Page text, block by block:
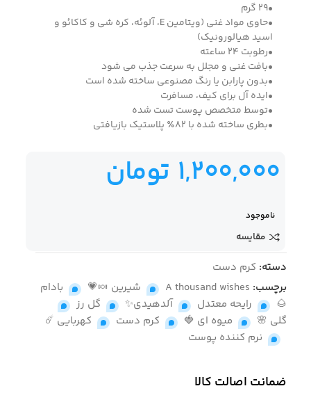
•29 گرم
•حاوی مواد غنی (ویتامین E، آلوئه، کره شی و کاکائو و
اسید هیالورونیک)
•رطوبت 24 ساعته
•بافت غنی و مجلل به سرعت جذب می شود
•بدون پارابن یا رنگ مصنوعی ساخته شده است
•ایده آل برای کیف، مسافرت
•توسط متخصص پوست تست شده
•بطری ساخته شده با 82٪ پلاستیک بازیافتی
1,200,000 تومان
ناموجود
مقایسه
دسته: کرم دست
برچسب: A thousand wishes
, شیرین 🍬💗 ,
بادام
🌰
, رایحه معتدل , آلدهیدی✨ , گل رز
,
گلی 🌸
, میوه ای 🍓 , کرم دست ,
کهربایی ☄️
,
نرم کننده پوست
ضمانت اصالت کالا